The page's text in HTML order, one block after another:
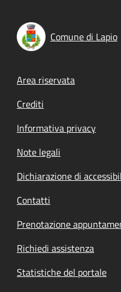
Comune di Lapio
Footer menu
Area riservata
Crediti
Informativa privacy
Note legali
Dichiarazione di
Contatti
Prenotazione
Richiedi assistenza
Statistiche del portale